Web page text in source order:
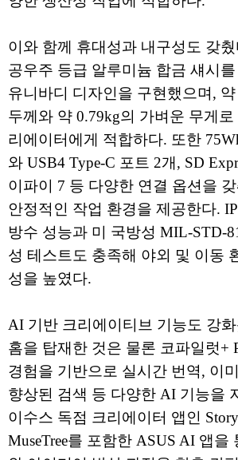
이와 함께 휴대성과 내구성도 갖
공우주 등급 알루미늄 합금 섀시
유니바디 디자인을 구현했으며,
두께와 약 0.79kg의 가벼운 무게
리에이터에게 적합하다. 또한
와 USB4 Type-C 포트 2개, SD
이파이 7 등 다양한 연결 옵션을
안정적인 작업 환경을 제공한다.
방수 성능과 미 국방성 MIL-STD-
성 테스트도 충족해 야외 및 이동
성을 높였다.
AI 기반 크리에이티브 기능도 강
홈을 탑재한 것은 물론 코파일럿+
경험을 기반으로 실시간 번역, 이
향상된 검색 등 다양한 AI 기능을
이수스 독점 크리에이터 앱인
MuseTree를 포함한 ASUS AI 앱을